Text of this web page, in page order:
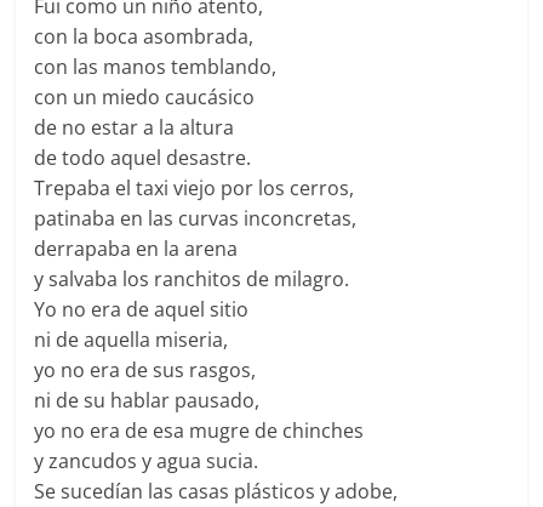
Fui como un niño atento,
con la boca asombrada,
con las manos temblando,
con un miedo caucásico
de no estar a la altura
de todo aquel desastre.
Trepaba el taxi viejo por los cerros,
patinaba en las curvas inconcretas,
derrapaba en la arena
y salvaba los ranchitos de milagro.
Yo no era de aquel sitio
ni de aquella miseria,
yo no era de sus rasgos,
ni de su hablar pausado,
yo no era de esa mugre de chinches
y zancudos y agua sucia.
Se sucedían las casas plásticos y adobe,